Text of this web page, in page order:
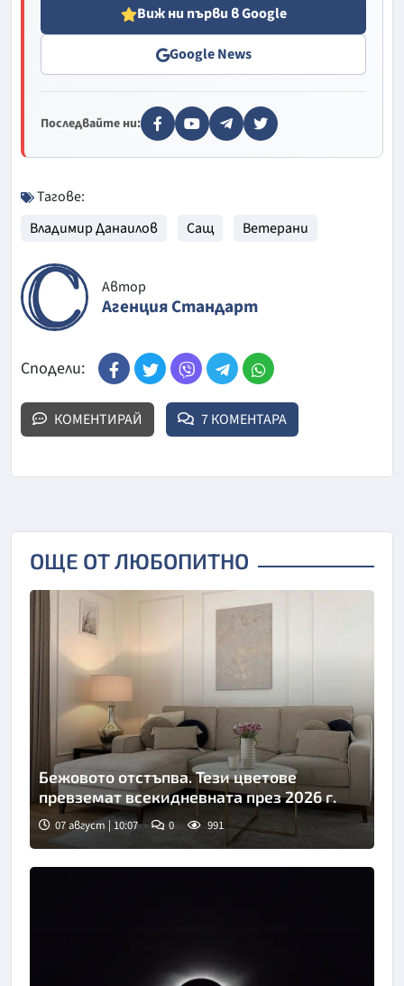
Виж ни първи в Google
Google News
Последвайте ни:
Тагове:
Владимир Данаилов
Сащ Ветерани
Автор
Агенция Стандарт
Сподели:
КОМЕНТИРАЙ 7 КОМЕНТАРА
ОЩЕ ОТ ЛЮБОПИТНО
Бежовото отстъпва. Тези цветове
превземат всекидневната през 2026 г.
07 август | 10:07 0 991